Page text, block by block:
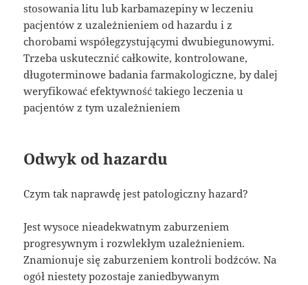
stosowania litu lub karbamazepiny w leczeniu
pacjentów z uzależnieniem od hazardu i z
chorobami współegzystującymi dwubiegunowymi.
Trzeba uskutecznić całkowite, kontrolowane,
długoterminowe badania farmakologiczne, by dalej
weryfikować efektywność takiego leczenia u
pacjentów z tym uzależnieniem
Odwyk od hazardu
Czym tak naprawdę jest patologiczny hazard?
Jest wysoce nieadekwatnym zaburzeniem
progresywnym i rozwlekłym uzależnieniem.
Znamionuje się zaburzeniem kontroli bodźców. Na
ogół niestety pozostaje zaniedbywanym